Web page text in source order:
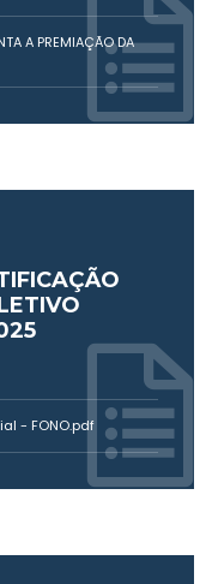
A PREMIAÇÃO DA
- FONO.pdf